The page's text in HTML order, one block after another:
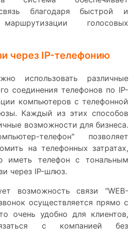
благодаря быстрой и
голосовых
через IP-телефонию
использовать различные
соединения телефонов по IP-
компьютеров с телефонной
Каждый из этих способов
возможности для бизнеса.
телефон" позволяет
на телефонных затратах,
иметь телефон с тональным
через IP-шлюз.
возможность связи "WEB-
осуществляется прямо с
очень удобно для клиентов,
с компанией без